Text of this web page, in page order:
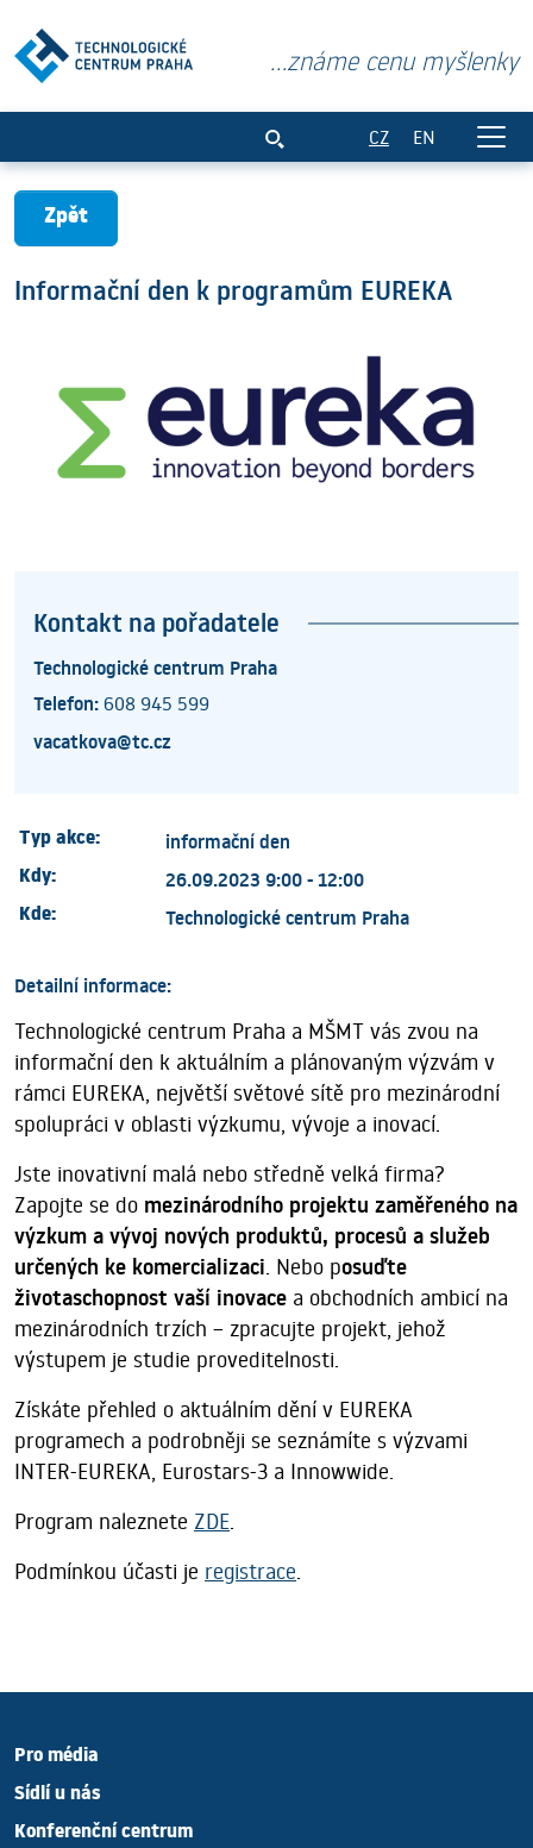
...známe cenu myšlenky
CZ EN
Zpět
Informační den k programům EUREKA
Kontakt na pořadatele
Technologické centrum Praha
Telefon: 608 945 599
vacatkova@tc.cz
Typ akce: informační den
Kdy: 26.09.2023 9:00 - 12:00
Kde: Technologické centrum Praha
Detailní informace:
Technologické centrum Praha a MŠMT vás zvou na
informační den k aktuálním a plánovaným výzvám v
rámci EUREKA, největší světové sítě pro mezinárodní
spolupráci v oblasti výzkumu, vývoje a inovací.
Jste inovativní malá nebo středně velká firma?
Zapojte se do mezinárodního projektu zaměřeného na
výzkum a vývoj nových produktů, procesů a služeb
určených ke komercializaci. Nebo posuďte
životaschopnost vaší inovace a obchodních ambicí na
mezinárodních trzích – zpracujte projekt, jehož
výstupem je studie proveditelnosti.
Získáte přehled o aktuálním dění v EUREKA
programech a podrobněji se seznámíte s výzvami
INTER-EUREKA, Eurostars-3 a Innowwide.
Program naleznete ZDE.
Podmínkou účasti je registrace.
Pro média
Sídlí u nás
Konferenční centrum